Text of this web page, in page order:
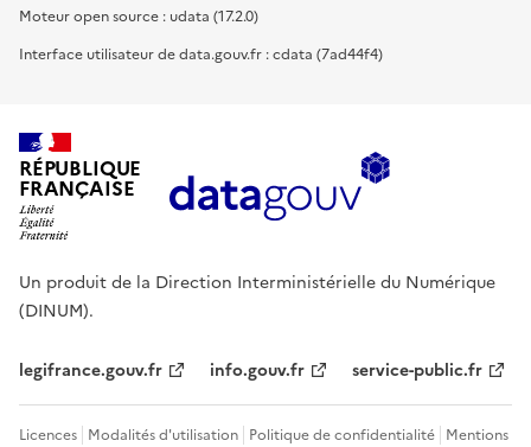
Moteur open source : udata (17.2.0)
Interface utilisateur de data.gouv.fr : cdata (7ad44f4)
RÉPUBLIQUE
FRANÇAISE
Un produit de la Direction Interministérielle du Numérique
(DINUM).
legifrance.gouv.fr info.gouv.fr service-public.fr
Licences Modalités d'utilisation Politique de confidentialité Mentions